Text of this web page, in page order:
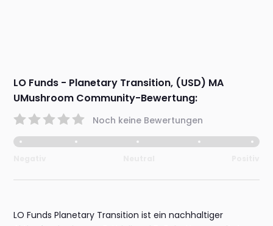
LO Funds - Planetary Transition, (USD) MA
UMushroom Community-Bewertung:
Noch keine Bewertungen
LO Funds Planetary Transition ist ein nachhaltiger